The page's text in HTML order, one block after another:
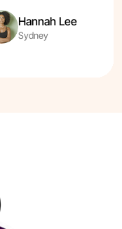
Hannah Lee
Sydney